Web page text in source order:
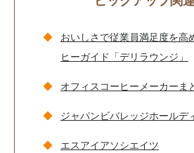
おいしさで従業員満足度を高
ヒーガイド「デリラウンジ」
オフィスコーヒーメーカーま
ジャパンビバレッジホールデ
エスアイアソシエイツ